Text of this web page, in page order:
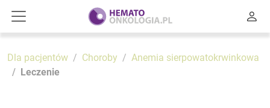
Dla pacjentów Choroby
Anemia sierpowatokrwinkowa
Leczenie